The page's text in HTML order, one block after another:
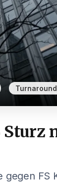
Turnaround
Sturz
FS